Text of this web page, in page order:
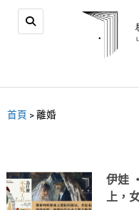
首頁 >離婚
伊娃
上，